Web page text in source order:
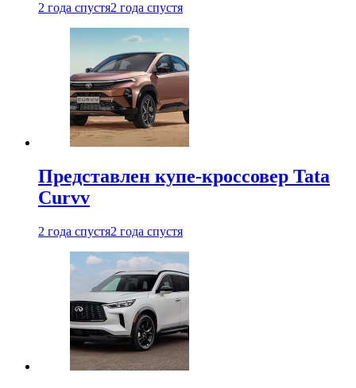
2 года спустя2 года спустя
Представлен купе-кроссовер Tata
Curvv
2 года спустя2 года спустя